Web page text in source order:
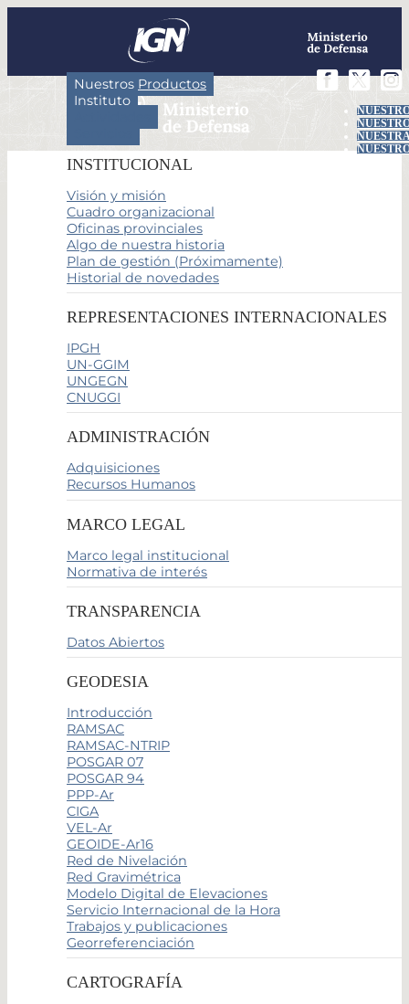
Nuestros Productos
Instituto
INSTITUCIONAL
Visión y misión
Cuadro organizacional
Oficinas provinciales
Algo de nuestra historia
Plan de gestión (Próximamente)
Historial de novedades
REPRESENTACIONES INTERNACIONALES
IPGH
UN-GGIM
UNGEGN
CNUGGI
ADMINISTRACIÓN
Adquisiciones
Recursos Humanos
MARCO LEGAL
Marco legal institucional
Normativa de interés
TRANSPARENCIA
Datos Abiertos
GEODESIA
Introducción
RAMSAC
RAMSAC-NTRIP
POSGAR 07
POSGAR 94
PPP-Ar
CIGA
VEL-Ar
GEOIDE-Ar16
Red de Nivelación
Red Gravimétrica
Modelo Digital de Elevaciones
Servicio Internacional de la Hora
Trabajos y publicaciones
Georreferenciación
CARTOGRAFÍA